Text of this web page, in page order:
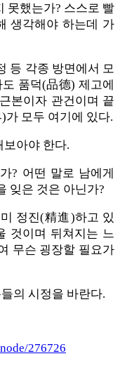
못했는가? 스스로 빨
생각해야 하는데 가
등 각종 방면에서 모
품덕(品德) 제고에
본이자 관건이며 끝
가 모두 여기에 있다.
보아야 한다.
? 어떤 말로 남에게
잊은 것은 아닌가?
정진(精進)하고 있
것이며 뒤쳐지는 느
무슨 굉장할 필요가
의 시정을 바란다.
276726